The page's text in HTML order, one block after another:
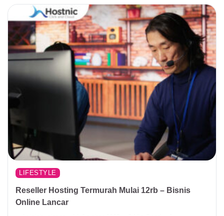
LIFESTYLE
Reseller Hosting Termurah Mulai 12rb – Bisnis
Online Lancar